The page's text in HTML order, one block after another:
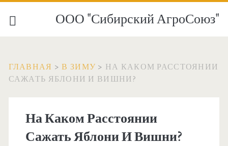
ООО "Сибирский АгроСоюз"
ГЛАВНАЯ > В ЗИМУ > НА КАКОМ РАССТОЯНИИ
САЖАТЬ ЯБЛОНИ И ВИШНИ?
На Каком Расстоянии
Сажать Яблони И Вишни?